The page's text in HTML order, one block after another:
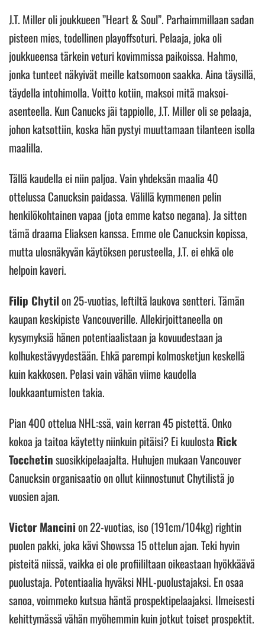
J.T. Miller oli joukkueen ”Heart & Soul”. Parhaimmillaan sadan
pisteen mies, todellinen playoffsoturi. Pelaaja, joka oli
joukkueensa tärkein veturi kovimmissa paikoissa. Hahmo,
jonka tunteet näkyivät meille katsomoon saakka. Aina täysillä,
täydella intohimolla. Voitto kotiin, maksoi mitä maksoi-
asenteella. Kun Canucks jäi tappiolle, J.T. Miller oli se pelaaja,
johon katsottiin, koska hän pystyi muuttamaan tilanteen isolla
maalilla.
Tällä kaudella ei niin paljoa. Vain yhdeksän maalia 40
ottelussa Canucksin paidassa. Välillä kymmenen pelin
henkilökohtainen vapaa (jota emme katso negana). Ja sitten
tämä draama Eliaksen kanssa. Emme ole Canucksin kopissa,
mutta ulosnäkyvän käytöksen perusteella, J.T. ei ehkä ole
helpoin kaveri.
Filip Chytilon 25-vuotias, leftiltä laukova sentteri. Tämän
kaupan keskipiste Vancouverille. Allekirjoittaneella on
kysymyksiä hänen potentiaalistaan ja kovuudestaan ja
kolhukestävyydestään. Ehkä parempi kolmosketjun keskellä
kuin kakkosen. Pelasi vain vähän viime kaudella
loukkaantumisten takia.
Pian 400 ottelua NHL:ssä, vain kerran 45 pistettä. Onko
kokoa ja taitoa käytetty niinkuin pitäisi? Ei kuulosta Rick
Tocchetinsuosikkipelaajalta. Huhujen mukaan Vancouver
Canucksin organisaatio on ollut kiinnostunut Chytilistä jo
vuosien ajan.
Victor Mancinion 22-vuotias, iso (191cm/104kg) rightin
puolen pakki, joka kävi Showssa 15 ottelun ajan. Teki hyvin
pisteitä niissä, vaikka ei ole profiililtaan oikeastaan hyökkäävä
puolustaja. Potentiaalia hyväksi NHL-puolustajaksi. En osaa
sanoa, voimmeko kutsua häntä prospektipelaajaksi. Ilmeisesti
kehittymässä vähän myöhemmin kuin jotkut toiset prospektit.